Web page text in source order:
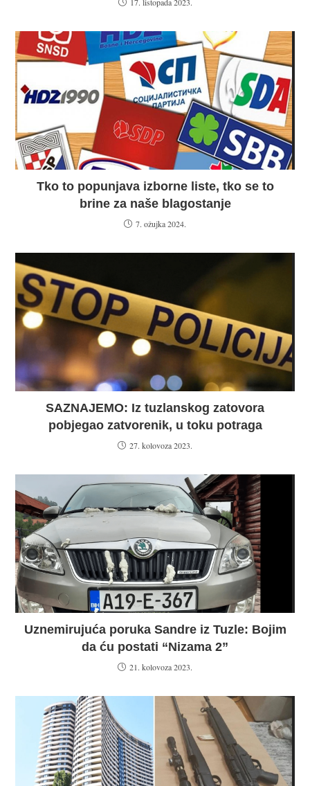
Tko to popunjava izborne liste, tko se to
brine za naše blagostanje
7. ožujka 2024.
SAZNAJEMO: Iz tuzlanskog zatovora
pobjegao zatvorenik, u toku potraga
27. kolovoza 2023.
Uznemirujuća poruka Sandre iz Tuzle: Bojim
da ću postati “Nizama 2”
21. kolovoza 2023.